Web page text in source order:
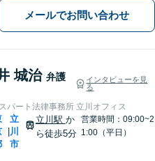
メールでお問い合わせ
城治 弁護
インタビューを見
る
パート法律事務所 立川オフィス
立
川
市
立川駅 か
ら徒歩5分
営業時間：09:00~2
1:00（平日）